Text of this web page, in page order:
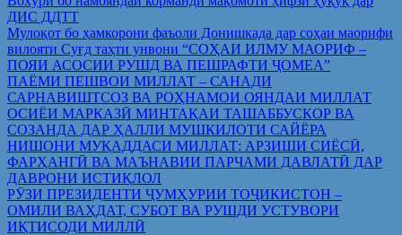
ДИС ДДТТ
Мулоқот бо ҳамкорони фаъоли Донишкада дар соҳаи маорифи
вилояти Суғд таҳти унвони “СОҲАИ ИЛМУ МАОРИФ –
ПОЯИ АСОСИИ РУШД ВА ПЕШРАФТИ ҶОМЕА”
ПАЁМИ ПЕШВОИ МИЛЛАТ – САНАДИ
САРНАВИШТСОЗ ВА РОҲНАМОИ ОЯНДАИ МИЛЛАТ
ОСИЁИ МАРКАЗӢ МИНТАҚАИ ТАШАББУСКОР ВА
СОЗАНДА ДАР ҲАЛЛИ МУШКИЛОТИ САЙЁРА
НИШОНИ МУҚАДДАСИ МИЛЛАТ: АРЗИШИ СИЁСӢ,
ФАРҲАНГӢ ВА МАЪНАВИИ ПАРЧАМИ ДАВЛАТӢ ДАР
ДАВРОНИ ИСТИҚЛОЛ
РӮЗИ ПРЕЗИДЕНТИ ҶУМҲУРИИ ТОҶИКИСТОН –
ОМИЛИ ВАҲДАТ, СУБОТ ВА РУШДИ УСТУВОРИ
ИҚТИСОДИ МИЛЛӢ